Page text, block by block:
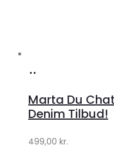
Klædeskabet.dk
Marta Du
Denim Tilbud!
499,00 kr.